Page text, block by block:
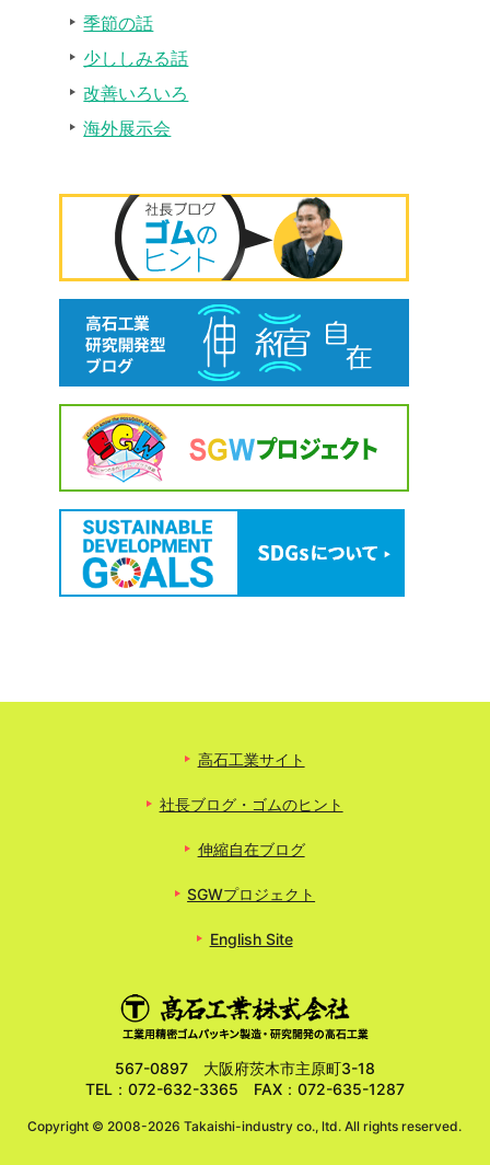
季節の話
少ししみる話
改善いろいろ
海外展示会
567-0897 大阪府茨木市主原町3-18
TEL：072-632-3365 FAX：072-635-1287
高石工業サイト
社長ブログ・ゴムのヒント
伸縮自在ブログ
SGWプロジェクト
English Site
Copyright © 2008-2026 Takaishi-industry co., ltd. All rights reserved.